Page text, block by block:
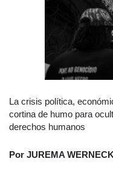
La crisis política,
cortina de humo para
derechos humanos
Por JUREMA WERNECK